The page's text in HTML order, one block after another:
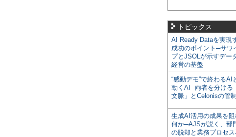
トピックス
AI Ready Dataを実現
成功のポイント─サワ
プとJSOLが示すデー
経営の基盤
“感動デモ”で終わるAI
動くAI─両者を分ける
文脈」とCelonisの管
生成AI活用の成果を
何か─AJSが説く、部
の脱却と業務プロセ